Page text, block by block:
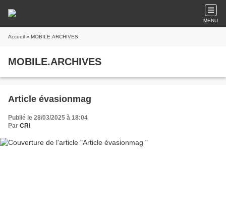
MENU
Accueil » MOBILE.ARCHIVES
MOBILE.ARCHIVES
Article évasionmag
Publié le 28/03/2025 à 18:04
Par CRI